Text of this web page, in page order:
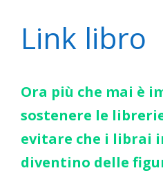
Link libro
Ora più che mai è
sostenere le
evitare che i librai
diventino delle